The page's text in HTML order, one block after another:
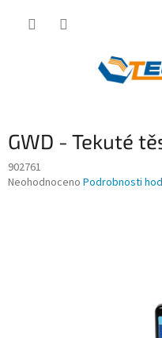
GWD - Tekuté
902761
Průměrné
Neohodnoceno Podrobnosti